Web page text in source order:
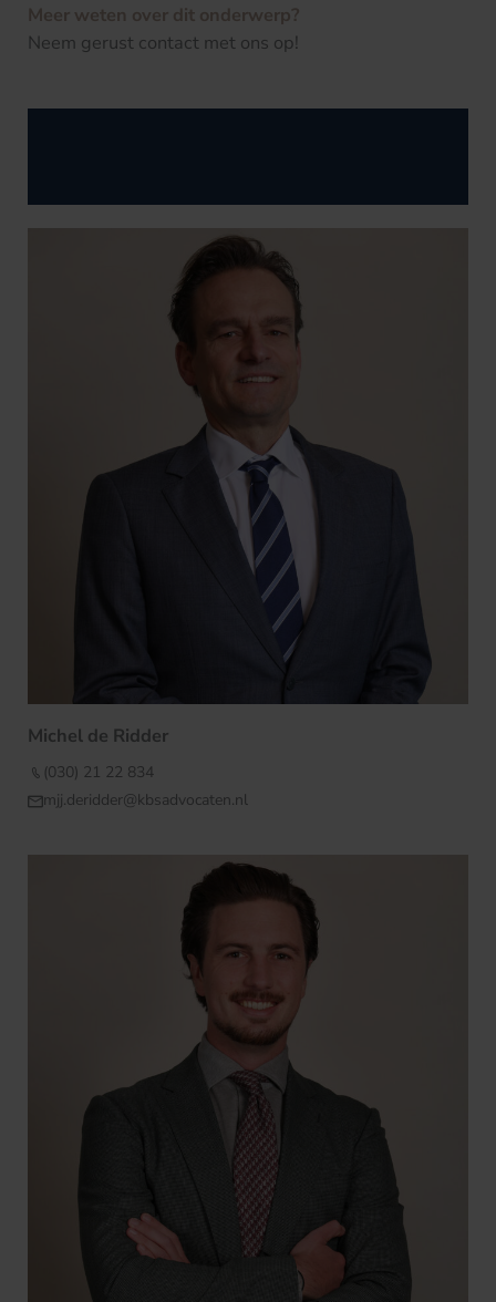
Meer weten over dit onderwerp?
Neem gerust contact met ons op!
Michel de Ridder
(030) 21 22 834
mjj.deridder@kbsadvocaten.nl